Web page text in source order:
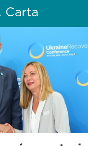
Carta